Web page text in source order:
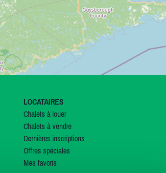
LOCATAIRES
Chalets à louer
Chalets à vendre
Dernières inscriptions
Offres spéciales
Mes favoris